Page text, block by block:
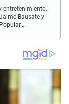
entretenimiento.
Bausate y